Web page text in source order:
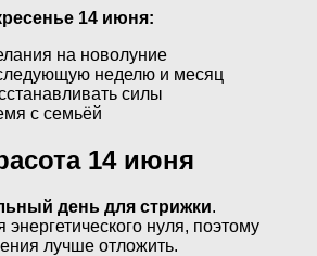
14 июня:
на новолуние
неделю и месяц
силы
с семьёй
14 июня
день для стрижки.
нуля, поэтому
лучше отложить.